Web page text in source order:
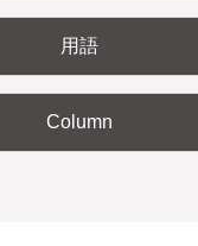
用語
Column